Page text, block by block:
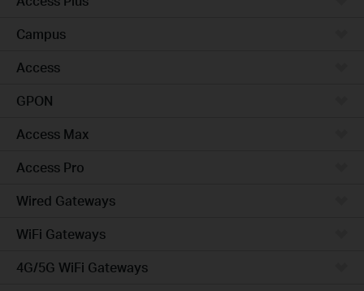
Campus
Access
GPON
Access Max
Access Pro
Wired Gateways
WiFi Gateways
4G/5G WiFi Gateways